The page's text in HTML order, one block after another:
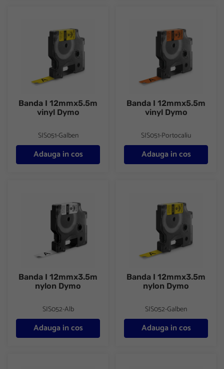
Banda I 12mmx5.5m
vinyl Dymo
SIS051-Galben
Adauga in cos
Banda I 12mmx5.5m
vinyl Dymo
SIS051-Portocaliu
Adauga in cos
Banda I 12mmx3.5m
nylon Dymo
SIS052-Alb
Adauga in cos
Banda I 12mmx3.5m
nylon Dymo
SIS052-Galben
Adauga in cos